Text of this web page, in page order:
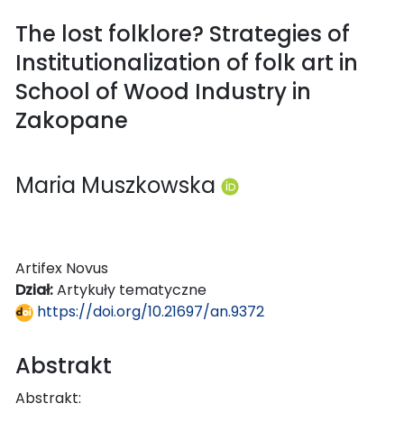
The lost folklore? Strategies of
Institutionalization of folk art in
School of Wood Industry in
Zakopane
Maria Muszkowska
Artifex Novus
Dział:Artykuły tematyczne
https://doi.org/10.21697/an.9372
Abstrakt
Abstrakt: